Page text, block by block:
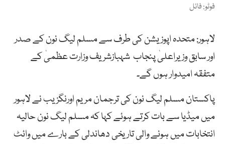
فوٹو: فائل
لاہور: متحدہ اپوزیشن کی طرف سے مسلم لیگ نون کے صدر
اور سابق وزیراعلیٰ پنجاب شہبازشریف وزارت عظمیٰ کے
متفقہ امیدوار ہوں گے۔
پاکستان مسلم لیگ نون کی ترجمان مریم اورنگزیب نے لاہور
میں میڈیا سے بات کرتے ہوئے کہا کہ مسلم لیگ نون حالیہ
انتخابات میں ہونے والی تاریخی دھاندلی کے بارے میں وائٹ